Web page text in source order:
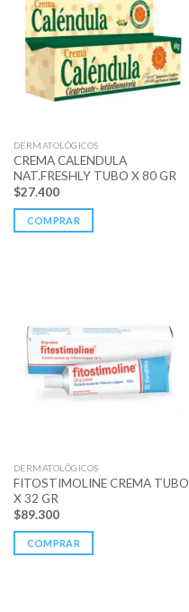
DERMATOLÓGICOS
CREMA CALENDULA
NAT.FRESHLY TUBO X 80 GR
$27.400
COMPRAR
DERMATOLÓGICOS
FITOSTIMOLINE CREMA TUBO
X 32 GR
$89.300
COMPRAR